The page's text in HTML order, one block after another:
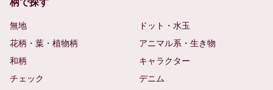
無地
ドット・水玉
花柄・葉・植物柄
アニマル系・生き物
和柄
キャラクター
チェック
デニム